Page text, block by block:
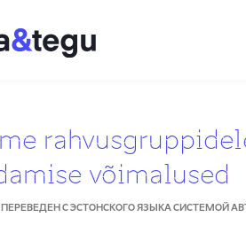
võimalused
ПЕРЕВЕДЕН С ЭСТОНСКОГО ЯЗЫКА СИСТЕМОЙ